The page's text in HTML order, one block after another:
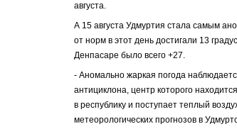
августа.
А 15 августа Удмуртия стала самым
от норм в этот день достигали 13
Денпасаре было всего +27.
- Аномально жаркая погода
антициклона, центр которого
в республику и поступает теплый
метеорологических прогнозов в